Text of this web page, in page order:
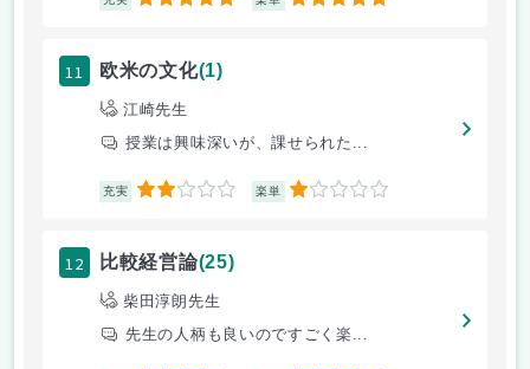
11 欧米の文化(1)
江崎先生
授業は興味深いが、課せられた...
充実 2 楽単 1
12 比較経営論(25)
柴田淳朗先生
先生の人柄も良いのですごく楽...